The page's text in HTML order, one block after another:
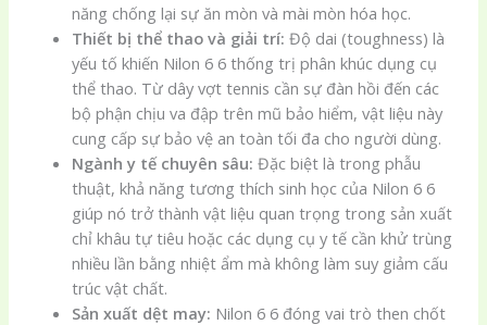
năng chống lại sự ăn mòn và mài mòn hóa học.
Thiết bị thể thao và giải trí: Độ dai (toughness) là
yếu tố khiến Nilon 6 6 thống trị phân khúc dụng cụ
thể thao. Từ dây vợt tennis cần sự đàn hồi đến các
bộ phận chịu va đập trên mũ bảo hiểm, vật liệu này
cung cấp sự bảo vệ an toàn tối đa cho người dùng.
Ngành y tế chuyên sâu: Đặc biệt là trong phẫu
thuật, khả năng tương thích sinh học của Nilon 6 6
giúp nó trở thành vật liệu quan trọng trong sản xuất
chỉ khâu tự tiêu hoặc các dụng cụ y tế cần khử trùng
nhiều lần bằng nhiệt ẩm mà không làm suy giảm cấu
trúc vật chất.
Sản xuất dệt may: Nilon 6 6 đóng vai trò then chốt